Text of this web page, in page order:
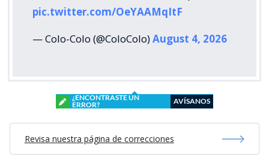
pic.twitter.com/OeYAAMqItF
— Colo-Colo (@ColoColo)August 4, 2026
¿ENCONTRASTE UN
ERROR?
AVÍSANOS
Revisa nuestra página de correcciones